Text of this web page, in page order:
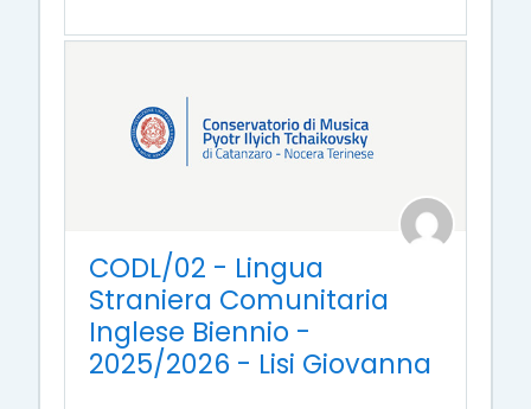
CODL/02 - Lingua
Straniera Comunitaria
Inglese Biennio -
2025/2026 - Lisi Giovanna